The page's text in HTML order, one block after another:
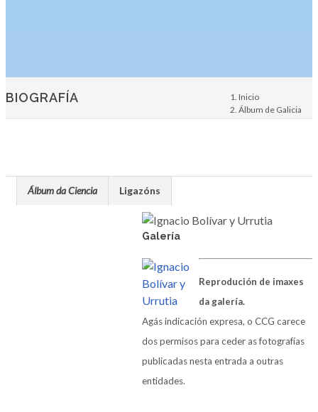
BIOGRAFÍA
Inicio
Álbum de Galicia
Álbum da Ciencia Ligazóns
Galería
Reprodución de imaxes
da galería.
Agás indicación expresa, o CCG carece
dos permisos para ceder as fotografías
publicadas nesta entrada a outras
entidades.